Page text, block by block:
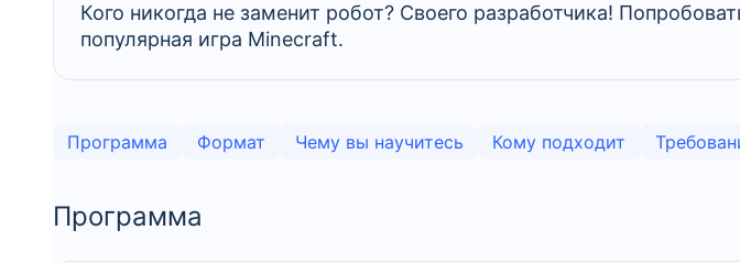
Кого никогда не заменит робот? Своего разработчика!
популярная игра Minecraft.
Программа Формат Чему вы научитесь Кому подходит
Программа